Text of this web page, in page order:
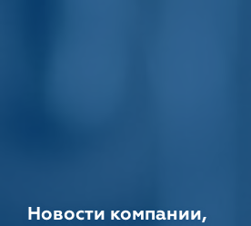
Новости компании,